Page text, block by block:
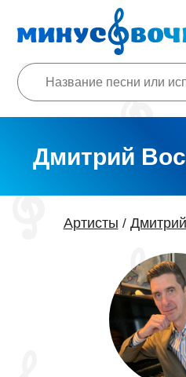
Дмитрий
Артисты /